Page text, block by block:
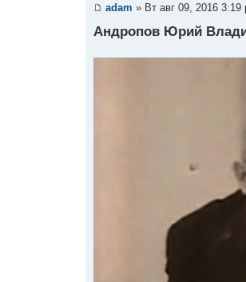
adam » Вт авг 09, 2016 3:19
Андропов Юрий